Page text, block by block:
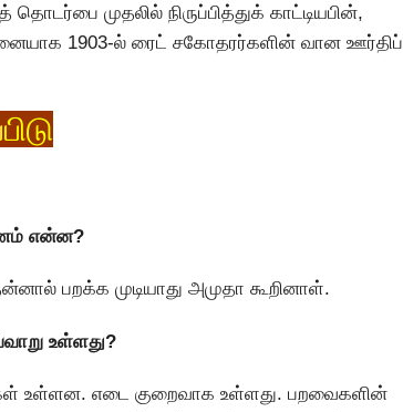
முதலில் நிருப்பித்துக் காட்டியபின்,
1903-ல் ரைட் சகோதரர்களின் வான ஊர்திப்
என்ன?
பறக்க முடியாது அமுதா கூறினாள்.
உள்ளது?
உள்ளன. எடை குறைவாக உள்ளது. பறவைகளின்